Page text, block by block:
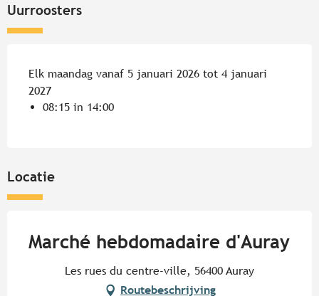
Uurroosters
Elk maandag vanaf 5 januari 2026 tot 4 januari
2027
08:15 in 14:00
Locatie
Marché hebdomadaire d'Auray
Les rues du centre-ville, 56400 Auray
Routebeschrijving